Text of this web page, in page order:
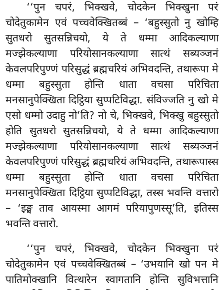
‘‘पुन चपरं, भिक्खवे, चोदकेन भिक्खुना परं
चोदेतुकामेन एवं पच्चवेक्खितब्बं – ‘बहुस्सुतो नु खोम्हि
सुतधरो सुतसन्निचयो, ये ते धम्मा आदिकल्याणा
मज्झेकल्याणा परियोसानकल्याणा सात्थं सब्यञ्जनं
केवलपरिपुण्णं परिसुद्धं ब्रह्मचरियं अभिवदन्ति, तथारूपा मे
धम्मा बहुस्सुता होन्ति धाता वचसा परिचिता
मनसानुपेक्खिता दिट्ठिया सुप्पटिविद्धा. संविज्जति नु खो मे
एसो धम्मो उदाहु नो’ति? नो चे, भिक्खवे, भिक्खु बहुस्सुतो
होति सुतधरो सुतसन्निचयो, ये ते धम्मा आदिकल्याणा
मज्झेकल्याणा परियोसानकल्याणा सात्थं सब्यञ्जनं
केवलपरिपुण्णं परिसुद्धं ब्रह्मचरियं अभिवदन्ति, तथारूपास्स
धम्मा बहुस्सुता होन्ति धाता वचसा परिचिता
मनसानुपेक्खिता दिट्ठिया सुप्पटिविद्धा, तस्स भवन्ति वत्तारो
– ‘इङ्घ ताव आयस्मा आगमं परियापुणस्सू’ति, इतिस्स
भवन्ति वत्तारो.
‘‘पुन चपरं, भिक्खवे, चोदकेन भिक्खुना परं
चोदेतुकामेन एवं पच्चवेक्खितब्बं – ‘उभयानि खो पन मे
पातिमोक्खानि वित्थारेन स्वागतानि होन्ति सुविभत्तानि